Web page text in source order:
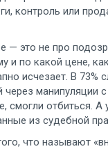
контроль или
— это не про
и по какой цене,
исчезает. В 73%
через манипуляции
смогли отбиться. А
из судебной
что называют